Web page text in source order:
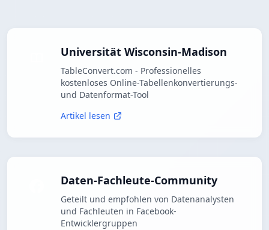
Universität Wisconsin-Madison
TableConvert.com - Professionelles
kostenloses Online-Tabellenkonvertierungs-
und Datenformat-Tool
Artikel lesen
Daten-Fachleute-Community
Geteilt und empfohlen von Datenanalysten
und Fachleuten in Facebook-
Entwicklergruppen